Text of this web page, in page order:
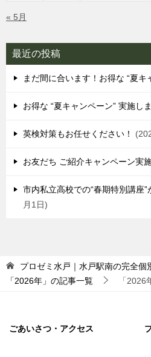
« 5月
最近の投稿
まだ間に合います！お得な “夏キ
お得な “夏キャンペーン” 実施し
英検対策もお任せください！
お友だち ご紹介キャンペーン実施
市内私立高校での“春期特別講座”
月1日
プロゼミ水戸｜水戸駅南の完全個
「2026年」の記事一覧
「
ごあいさつ・アクセス